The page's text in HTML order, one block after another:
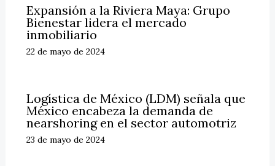
Expansión a la Riviera Maya: Grupo
Bienestar lidera el mercado
inmobiliario
22 de mayo de 2024
Logística de México (LDM) señala que
México encabeza la demanda de
nearshoring en el sector automotriz
23 de mayo de 2024